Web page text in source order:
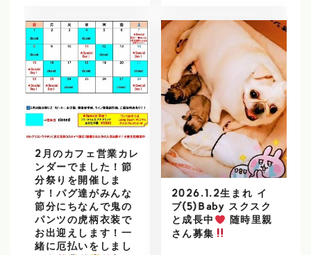
2月のカフェ営業カレ
ンダーでました！節
分祭りを開催しま
す！パグ達がみんな
節分にちなんで鬼の
パンツの虎柄衣装で
お出迎えします！一
緒に厄払いをしまし
2026.1.2生まれ イ
ブ(5)Baby スクスク
と成長中
随時里親
さん募集